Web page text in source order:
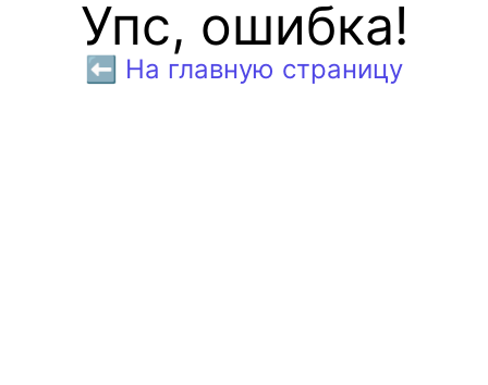
Упс, ошибка!
⬅️ На главную страницу